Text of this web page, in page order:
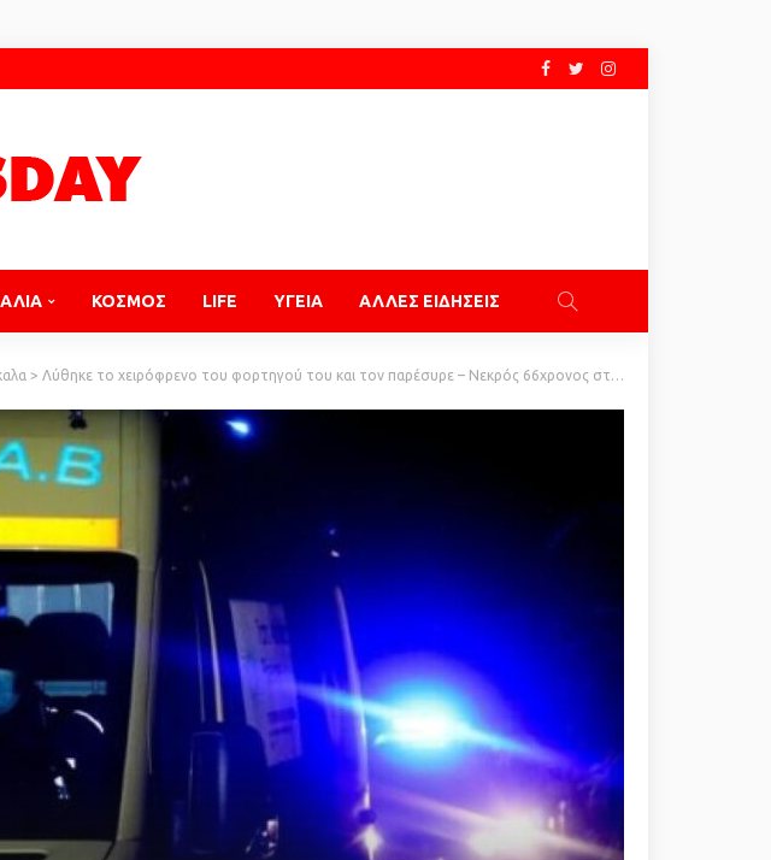
ΚΟΣΜΟΣ LIFE ΥΓΕΙΑ ΑΛΛΕΣ ΕΙΔΗΣΕΙΣ
> Λύθηκε το χειρόφρενο του φορτηγού του και τον παρέσυρε – Νεκρός 66χρονος στα Τρίκαλα